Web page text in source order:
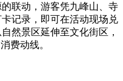
联动，游客凭九峰山、寺
记录，即可在活动现场兑
然景区延伸至文化街区，
费动线。